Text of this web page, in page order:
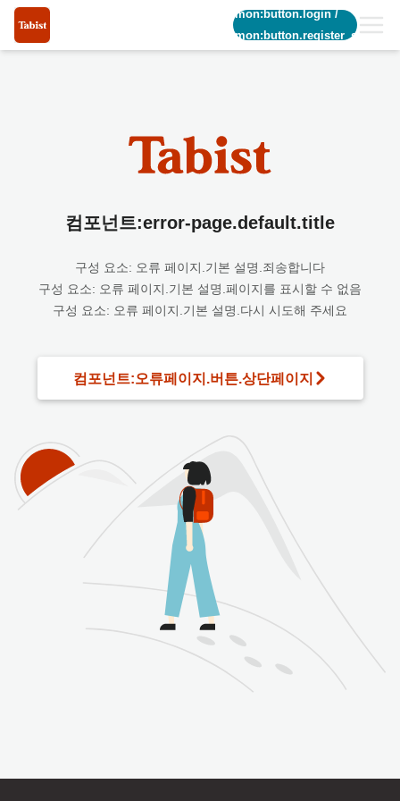
common:button.login/
common:button.register_short
컴포넌트:error-page.default.title
구성 요소: 오류 페이지.기본 설명.죄송합니다
구성 요소: 오류 페이지.기본 설명.페이지를 표시할 수 없음
구성 요소: 오류 페이지.기본 설명.다시 시도해 주세요
컴포넌트:오류페이지.버튼.상단페이지